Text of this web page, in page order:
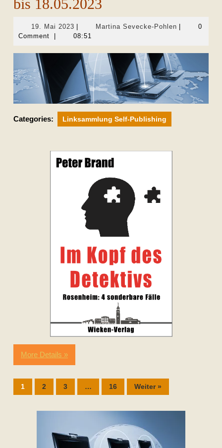
bis 18.05.2023
19. Mai 2023 19.
Mai
Martina Sevecke-PohlenMartina
0
Comment
08:51
Categories: Linksammlung Self-Publishing
More Details »
1 2 3 … 16 Weiter »